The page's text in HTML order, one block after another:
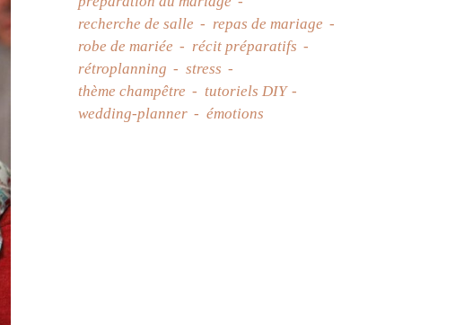
recherche de salle
repas de mariage
robe de mariée
récit préparatifs
rétroplanning
stress
thème champêtre
tutoriels DIY
wedding-planner
émotions